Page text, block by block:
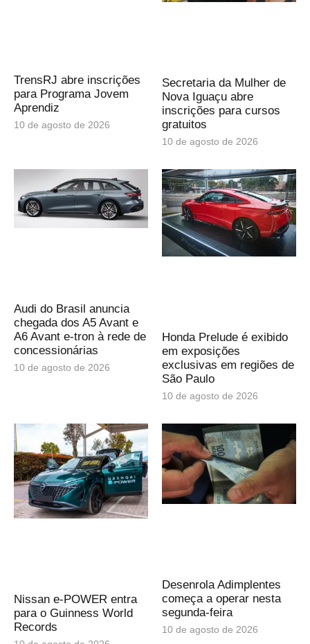
TrensRJ abre inscrições
para Programa Jovem
Aprendiz
10 de agosto de 2026
Secretaria da Mulher de
Nova Iguaçu abre
inscrições para cursos
gratuitos
10 de agosto de 2026
Audi do Brasil anuncia
chegada dos A5 Avant e
A6 Avant e-tron à rede de
concessionárias
10 de agosto de 2026
Honda Prelude é exibido
em exposições
exclusivas em regiões de
São Paulo
10 de agosto de 2026
Nissan e‑POWER entra
para o Guinness World
Records
Desenrola Adimplentes
começa a operar nesta
segunda-feira
10 de agosto de 2026